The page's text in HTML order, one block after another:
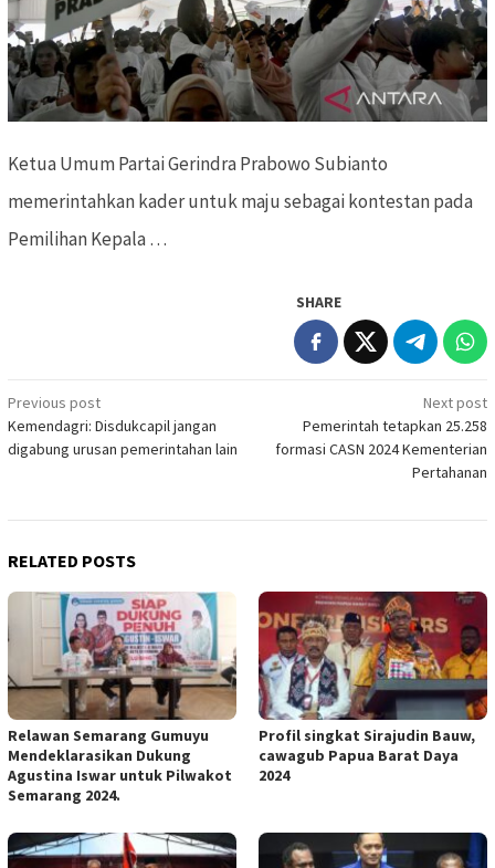
Ketua Umum Partai Gerindra Prabowo Subianto
memerintahkan kader untuk maju sebagai kontestan pada
Pemilihan Kepala …
SHARE
Post
navigation
Previous post
Kemendagri: Disdukcapil jangan
digabung urusan pemerintahan lain
Next post
Pemerintah tetapkan 25.258
formasi CASN 2024 Kementerian
Pertahanan
RELATED POSTS
Relawan Semarang Gumuyu
Mendeklarasikan Dukung
Agustina Iswar untuk Pilwakot
Semarang 2024.
Profil singkat Sirajudin Bauw,
cawagub Papua Barat Daya
2024